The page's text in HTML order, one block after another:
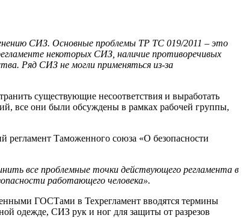
СИЗ. Основные проблемы ТР ТС 019/2011 – это
некоторых СИЗ, наличие противоречивых
Ряд СИЗ не могли применяться из-за
существующие несоответствия и выработать
все они были обсуждены в рамках рабочей группы,
Таможенного союза «О безопасности
все проблемные точки действующего регламента в
работающего человека».
ГОСТами в Техрегламент вводятся термины
одежде, СИЗ рук и ног для защиты от разрезов